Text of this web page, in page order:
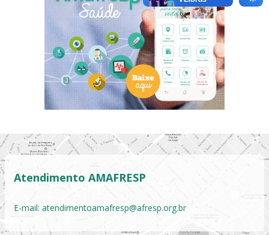
Atendimento AMAFRESP
E-mail: atendimentoamafresp@afresp.org.br